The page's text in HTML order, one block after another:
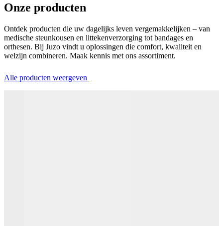
Onze producten
Ontdek producten die uw dagelijks leven vergemakkelijken – van
medische steunkousen en littekenverzorging tot bandages en
orthesen. Bij Juzo vindt u oplossingen die comfort, kwaliteit en
welzijn combineren. Maak kennis met ons assortiment.
Alle producten weergeven